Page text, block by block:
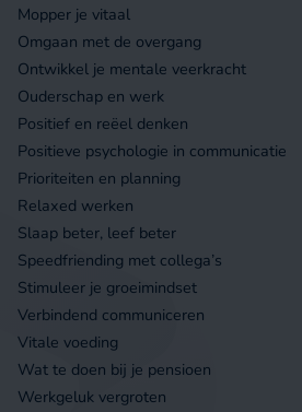
Mopper je vitaal
Omgaan met de overgang
Ontwikkel je mentale veerkracht
Ouderschap en werk
Positief en reëel denken
Positieve psychologie in communicatie
Prioriteiten en planning
Relaxed werken
Slaap beter, leef beter
Speedfriending met collega’s
Stimuleer je groeimindset
Verbindend communiceren
Vitale voeding
Wat te doen bij je pensioen
Werkgeluk vergroten